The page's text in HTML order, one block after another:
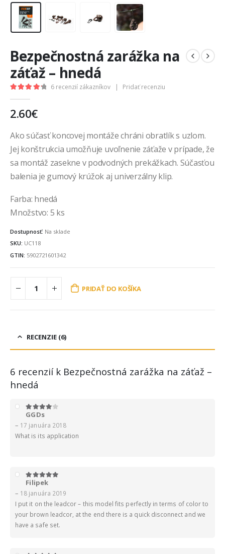
Bezpečnostná zarážka na
záťaž – hnedá
6 recenzií zákazníkov | Pridať recenziu
2.60€
Ako súčasť koncovej montáže chráni obratlík s uzlom.
Jej konštrukcia umožňuje uvoľnenie záťaže v prípade, že
sa montáž zasekne v podvodných prekážkach. Súčasťou
balenia je gumový krúžok aj univerzálny klip.
Farba: hnedá
Množstvo: 5 ks
Dostupnosť: Na sklade
SKU: UC118
GTIN: 5902721601342
PRIDAŤ DO KOŠÍKA
RECENZIE (6)
6 recenzií k Bezpečnostná zarážka na záťaž –
hnedá
4z 5
GGDs
– 17 januára 2018
What is its application
5z 5
Filipek
– 18 januára 2019
I put it on the leadcor – this model fits perfectly in terms of color to
your brown leadcor, at the end there is a quick disconnect and we
have a safe set.